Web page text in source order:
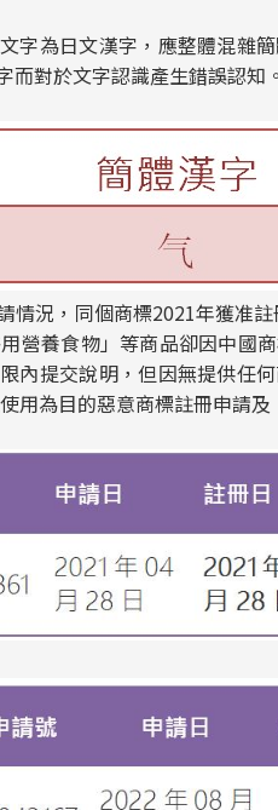
為日文漢字，應整體混雜
對於文字認識產生錯誤認知
情況，同個商標2021年獲准
營養食物」等商品卻因中國
內提交說明，但因無提供任
用為目的惡意商標註冊申請